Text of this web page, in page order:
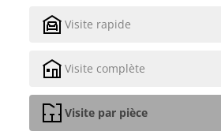
Visite rapide
Visite complète
Visite par pièce